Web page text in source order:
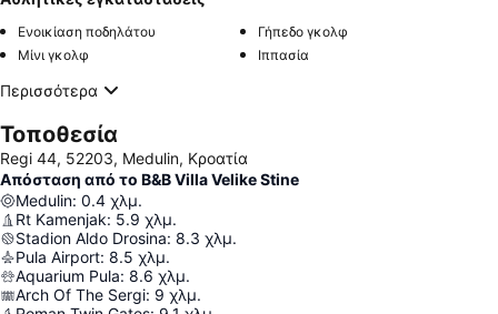
Ενοικίαση ποδηλάτου
Γήπεδο γκολφ
Μίνι γκολφ
Ιππασία
Περισσότερα
Τοποθεσία
Regi 44, 52203, Medulin, Κροατία
Απόσταση από το B&B Villa Velike Stine
Medulin: 0.4 χλμ.
Rt Kamenjak: 5.9 χλμ.
Stadion Aldo Drosina: 8.3 χλμ.
Pula Airport: 8.5 χλμ.
Aquarium Pula: 8.6 χλμ.
Arch Of The Sergi: 9 χλμ.